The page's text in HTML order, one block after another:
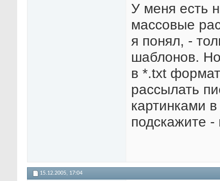
У меня есть
массовые
я понял, -
шаблонов.
в *.txt
рассылать
картинками
подскажите -
15.12.2005, 17:04